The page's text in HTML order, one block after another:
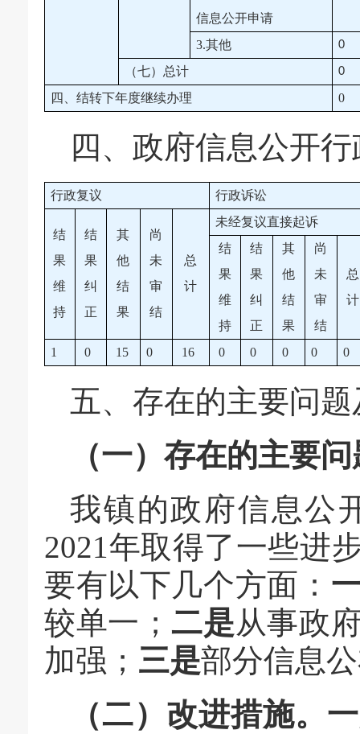
信息公开申请
3.其他 0
（七）总计 0
四、结转下年度继续办理 0
四、 政府信息公开
行政复议 行政诉讼
结
果
维
持
结
果
纠
正
其
他
结
果
尚
未
审
结
总
计
未经复议直接起诉
结
果
维
持
结
果
纠
正
其
他
结
果
尚
未
审
结
总
计
1 0 15 0 16 0 0 0 0 0
五、 存在的主要问
（一）存在的主要问
我镇的政府信息公
2021年取得了一些进
要有以下几个方面：
较单一； 二是从事政
加强； 三是部分信息
（二）改进措施。 一